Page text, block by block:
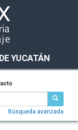
YUCATÁN
Búsqueda avanzada